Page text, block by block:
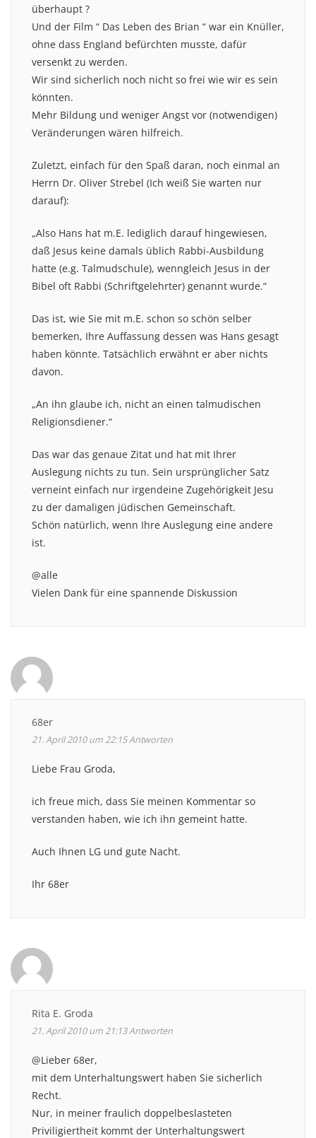
überhaupt ?
Und der Film “ Das Leben des Brian “ war ein Knüller,
ohne dass England befürchten musste, dafür
versenkt zu werden.
Wir sind sicherlich noch nicht so frei wie wir es sein
könnten.
Mehr Bildung und weniger Angst vor (notwendigen)
Veränderungen wären hilfreich.
Zuletzt, einfach für den Spaß daran, noch einmal an
Herrn Dr. Oliver Strebel (Ich weiß Sie warten nur
darauf):
„Also Hans hat m.E. lediglich darauf hingewiesen,
daß Jesus keine damals üblich Rabbi-Ausbildung
hatte (e.g. Talmudschule), wenngleich Jesus in der
Bibel oft Rabbi (Schriftgelehrter) genannt wurde.“
Das ist, wie Sie mit m.E. schon so schön selber
bemerken, Ihre Auffassung dessen was Hans gesagt
haben könnte. Tatsächlich erwähnt er aber nichts
davon.
„An ihn glaube ich, nicht an einen talmudischen
Religionsdiener.“
Das war das genaue Zitat und hat mit Ihrer
Auslegung nichts zu tun. Sein ursprünglicher Satz
verneint einfach nur irgendeine Zugehörigkeit Jesu
zu der damaligen jüdischen Gemeinschaft.
Schön natürlich, wenn Ihre Auslegung eine andere
ist.
@alle
Vielen Dank für eine spannende Diskussion
68er
21. April 2010 um 22:15Antworten
Liebe Frau Groda,
ich freue mich, dass Sie meinen Kommentar so
verstanden haben, wie ich ihn gemeint hatte.
Auch Ihnen LG und gute Nacht.
Ihr 68er
Rita E. Groda
21. April 2010 um 21:13Antworten
@Lieber 68er,
mit dem Unterhaltungswert haben Sie sicherlich
Recht.
Nur, in meiner fraulich doppelbeslasteten
Priviligiertheit kommt der Unterhaltungswert